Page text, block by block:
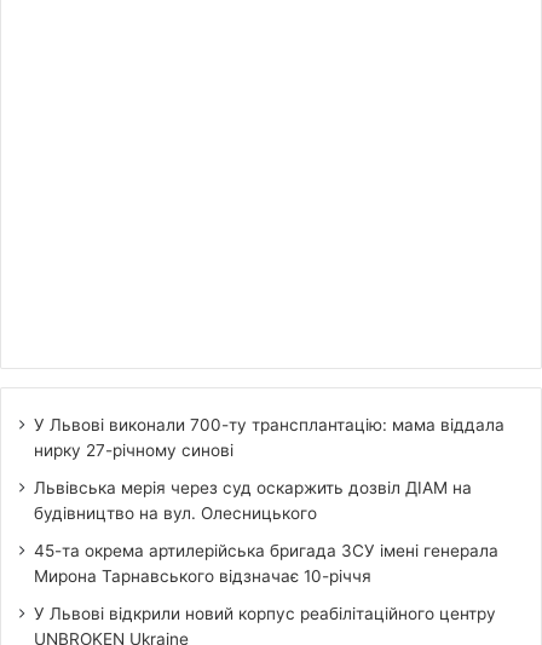
У Львові виконали 700-ту трансплантацію: мама віддала
нирку 27-річному синові
Львівська мерія через суд оскаржить дозвіл ДІАМ на
будівництво на вул. Олесницького
45-та окрема артилерійська бригада ЗСУ імені генерала
Мирона Тарнавського відзначає 10-річчя
У Львові відкрили новий корпус реабілітаційного центру
UNBROKEN Ukraine